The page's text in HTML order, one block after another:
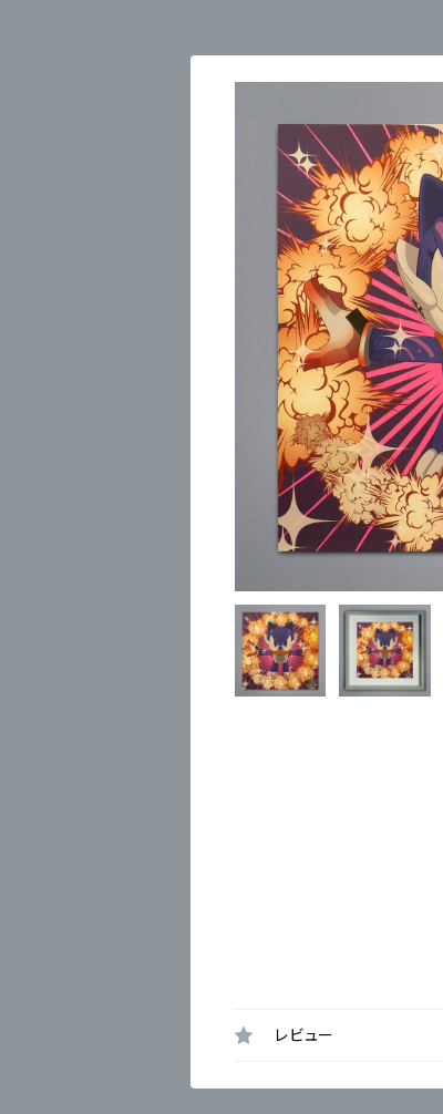
レビュー